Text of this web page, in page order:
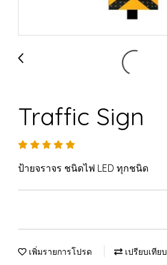
Traffic Sign
ป้ายจราจร ชนิดไฟ LED ทุกชนิด
เพิ่มรายการโปรด เปรียบเทียบ